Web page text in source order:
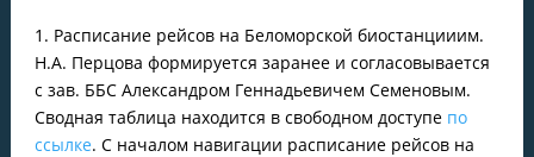
1. Расписание рейсов на Беломорской биостанцииим.
Н.А. Перцова формируется заранее и согласовывается
с зав. ББС Александром Геннадьевичем Семеновым.
Сводная таблица находится в свободном доступе по
ссылке. С началом навигации расписание рейсов на